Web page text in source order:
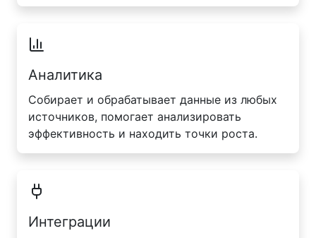
Аналитика
Собирает и обрабатывает данные из любых
источников, помогает анализировать
эффективность и находить точки роста.
Интеграции